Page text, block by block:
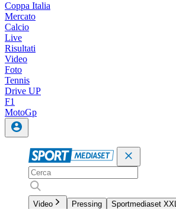
Coppa Italia
Mercato
Calcio
Live
Risultati
Video
Foto
Tennis
Drive UP
F1
MotoGp
Video Pressing Sportmediaset